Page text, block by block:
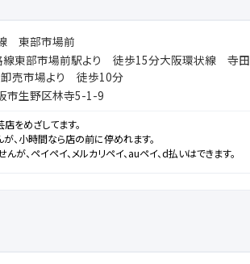
東部市場前
線東部市場前駅より 徒歩15分大阪環状線 寺
売市場より 徒歩10分
市生野区林寺5-1-9
をめざしてます。
、小時間なら店の前に停めれます。
んが、ペイペイ、メルカリペイ、auペイ、d払いはできます。